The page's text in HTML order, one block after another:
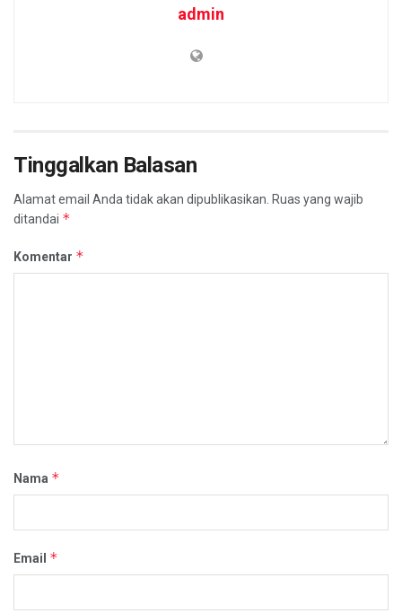
admin
Tinggalkan Balasan
Alamat email Anda tidak akan dipublikasikan. Ruas yang wajib
ditandai *
Komentar *
Nama *
Email *